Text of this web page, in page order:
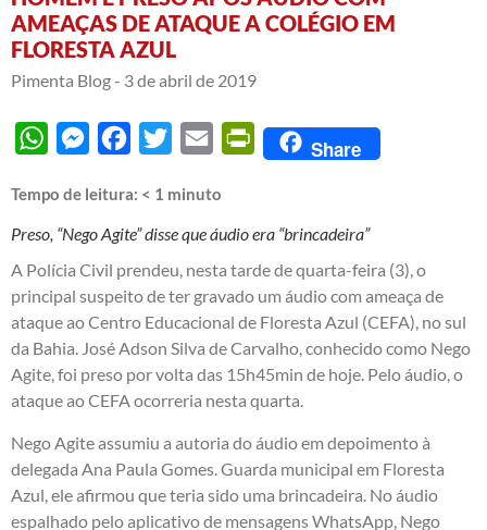
AMEAÇAS DE ATAQUE A COLÉGIO EM
FLORESTA AZUL
Pimenta Blog - 3 de abril de 2019
WhatsAppMessengerFacebook
Twitter Email PrintFriendly
Share
Tempo de leitura: < 1 minuto
Preso, “Nego Agite” disse que áudio era “brincadeira”
A Polícia Civil prendeu, nesta tarde de quarta-feira (3), o
principal suspeito de ter gravado um áudio com ameaça de
ataque ao Centro Educacional de Floresta Azul (CEFA), no sul
da Bahia. José Adson Silva de Carvalho, conhecido como Nego
Agite, foi preso por volta das 15h45min de hoje. Pelo áudio, o
ataque ao CEFA ocorreria nesta quarta.
Nego Agite assumiu a autoria do áudio em depoimento à
delegada Ana Paula Gomes. Guarda municipal em Floresta
Azul, ele afirmou que teria sido uma brincadeira. No áudio
espalhado pelo aplicativo de mensagens WhatsApp, Nego